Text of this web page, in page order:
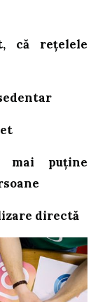
că rețelele
mai puține
directă